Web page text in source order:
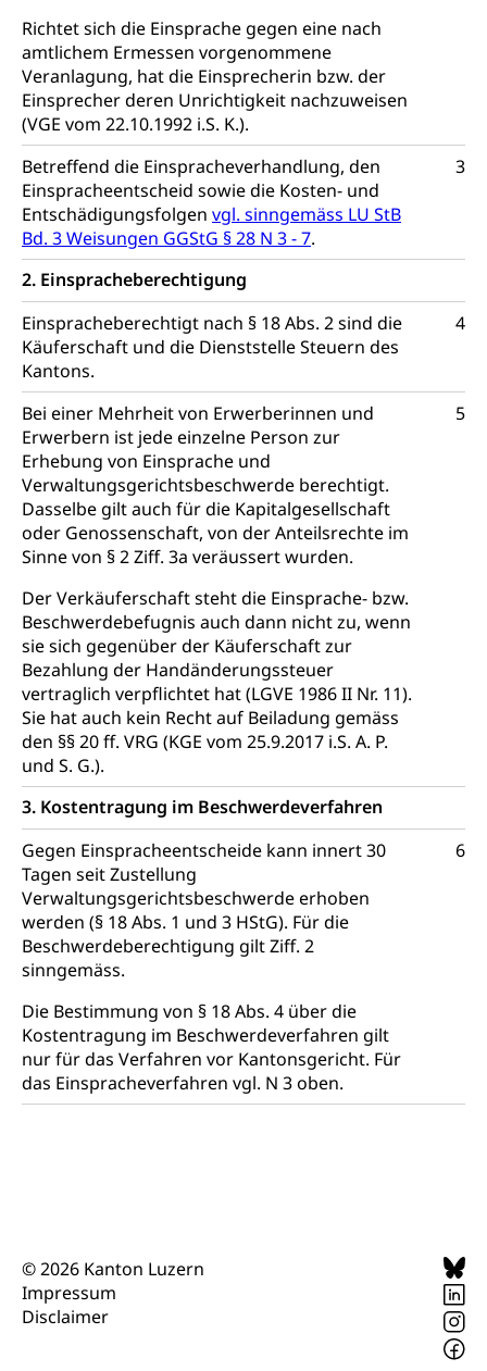
Richtet sich die Einsprache gegen eine nach
amtlichem Ermessen vorgenommene
Veranlagung, hat die Einsprecherin bzw. der
Einsprecher deren Unrichtigkeit nachzuweisen
(VGE vom 22.10.1992 i.S. K.).
Betreffend die Einspracheverhandlung, den
Einspracheentscheid sowie die Kosten- und
Entschädigungsfolgen vgl. sinngemäss LU StB
Bd. 3 Weisungen GGStG § 28 N 3 - 7.
3
2. Einspracheberechtigung
Einspracheberechtigt nach § 18 Abs. 2 sind die
Käuferschaft und die Dienststelle Steuern des
Kantons.
4
Bei einer Mehrheit von Erwerberinnen und
Erwerbern ist jede einzelne Person zur
Erhebung von Einsprache und
Verwaltungsgerichtsbeschwerde berechtigt.
Dasselbe gilt auch für die Kapitalgesellschaft
oder Genossenschaft, von der Anteilsrechte im
Sinne von § 2 Ziff. 3a veräussert wurden.
Der Verkäuferschaft steht die Einsprache- bzw.
Beschwerdebefugnis auch dann nicht zu, wenn
sie sich gegenüber der Käuferschaft zur
Bezahlung der Handänderungssteuer
vertraglich verpflichtet hat (LGVE 1986 II Nr. 11).
Sie hat auch kein Recht auf Beiladung gemäss
den §§ 20 ff. VRG (KGE vom 25.9.2017 i.S. A. P.
und S. G.).
5
3. Kostentragung im Beschwerdeverfahren
Gegen Einspracheentscheide kann innert 30
Tagen seit Zustellung
Verwaltungsgerichtsbeschwerde erhoben
werden (§ 18 Abs. 1 und 3 HStG). Für die
Beschwerdeberechtigung gilt Ziff. 2
sinngemäss.
Die Bestimmung von § 18 Abs. 4 über die
Kostentragung im Beschwerdeverfahren gilt
nur für das Verfahren vor Kantonsgericht. Für
das Einspracheverfahren vgl. N 3 oben.
6
© 2026 Kanton Luzern
Impressum
Disclaimer
Dienststelle Kultur
Kunst & Kultur (Luzern Tourismus)
Kulturförderung
Kulturpolitik, Sprachförderung, Denkmalpflege,
kulturelles Angebot, Kulturerbe, kulturelles Erbe,
Nachwuchsförderung, Vermittlung, Selektive
Förderung, Kulturausschreibungen, Kulturpreis,
Werkbeitrag, Produktionsbeitrag, Recherche,
Bildende Kunst, Angewandte Kunst, Theater/Tanz,
Musik, Entwicklung, Programmbeiträge,
Filmförderung, Regionale Förderfonds,
Werkankäufe, Kunstankäufe, Kunst und Bau, Schule
und Kultur, Kulturgesuche, Kulturvermittlung
Kulturförderung und Vermittlung
Angebote für Schulklassen
Mobilität
Schiene und öffentlicher Verkehr
Schienenverkehr, Zugverkehr, Bahnverkehr,
Transportmittel, öffentlicher Verkehr
Verkehrsverbund Luzern VVL
Öffentlicher Verkehr Luzern Mobil
Schifffahrt
Schiffsverkehr, Binnenschifffahrt, Seeschifffahrt,
Flussschifffahrt
Schifffahrt (Strassenverkehrsamt)
Strasse
Autoverkehr, Lastwagenverkehr, Schwerverkehr,
leistungsabhängige Schwerverkehrsabgabe,
Langsamverkehr, Transportmittel, Auto, Motorrad,
Individualverkehr
zentras (Betrieb und Unterhalt LU, OW, NW,
Strassenverkehrsamt
Verkehr und Infrastruktur vif
Kantonsstrassen
Persönliches
Zivilstand
Geburt, Heirat, Ehe, Partnerschaft, Tod,
Zivilstandsamt, Zivilstandsregiste
Zivilstandswesen
Adoption
Adoptivkind, Adoptiveltern, Adoptionsvermittlung,
Adoptionsverfahren, elterliche Gewalt, elterliche
Sorge
Adoption
Aufenthaltsbewilligungen
Niederlassungsbewilligung, Aufenthalt,
Jagdausweis, Fischereiausweis
Einbürgerung
Nationalität, Staatsangehörigkeit,
Staatsbürgerschaft, Bürgerrecht, Erwerb des